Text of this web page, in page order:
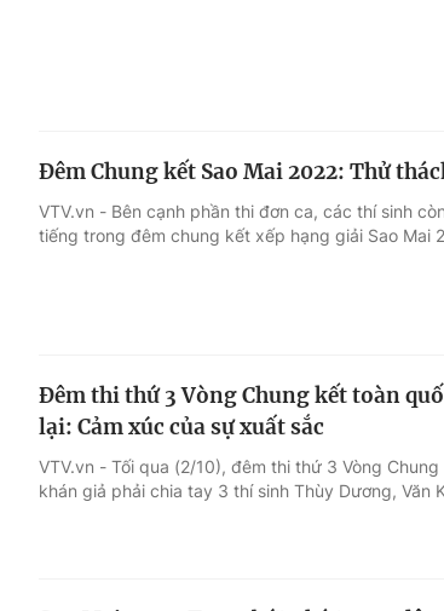
Đêm Chung kết Sao Mai 2022: Thử
VTV.vn - Bên cạnh phần thi đơn ca, các thí sinh
tiếng trong đêm chung kết xếp hạng giải Sao Mai
Đêm thi thứ 3 Vòng Chung kết toàn
lại: Cảm xúc của sự xuất sắc
VTV.vn - Tối qua (2/10), đêm thi thứ 3 Vòng
khán giả phải chia tay 3 thí sinh Thùy Dương, Văn